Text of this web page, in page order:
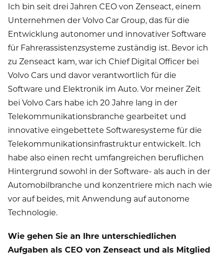
Ich bin seit drei Jahren CEO von Zenseact, einem
Unternehmen der Volvo Car Group, das für die
Entwicklung autonomer und innovativer Software
für Fahrerassistenzsysteme zuständig ist. Bevor ich
zu Zenseact kam, war ich Chief Digital Officer bei
Volvo Cars und davor verantwortlich für die
Software und Elektronik im Auto. Vor meiner Zeit
bei Volvo Cars habe ich 20 Jahre lang in der
Telekommunikationsbranche gearbeitet und
innovative eingebettete Softwaresysteme für die
Telekommunikationsinfrastruktur entwickelt. Ich
habe also einen recht umfangreichen beruflichen
Hintergrund sowohl in der Software- als auch in der
Automobilbranche und konzentriere mich nach wie
vor auf beides, mit Anwendung auf autonome
Technologie.
Wie gehen Sie an Ihre unterschiedlichen
Aufgaben als CEO von Zenseact und als Mitglied